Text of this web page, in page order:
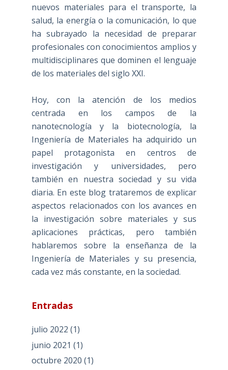
nuevos materiales para el transporte, la
salud, la energía o la comunicación, lo que
ha subrayado la necesidad de preparar
profesionales con conocimientos amplios y
multidisciplinares que dominen el lenguaje
de los materiales del siglo XXI.
Hoy, con la atención de los medios
centrada en los campos de la
nanotecnología y la biotecnología, la
Ingeniería de Materiales ha adquirido un
papel protagonista en centros de
investigación y universidades, pero
también en nuestra sociedad y su vida
diaria. En este blog trataremos de explicar
aspectos relacionados con los avances en
la investigación sobre materiales y sus
aplicaciones prácticas, pero también
hablaremos sobre la enseñanza de la
Ingeniería de Materiales y su presencia,
cada vez más constante, en la sociedad.
Entradas
julio 2022 (1)
junio 2021 (1)
octubre 2020 (1)